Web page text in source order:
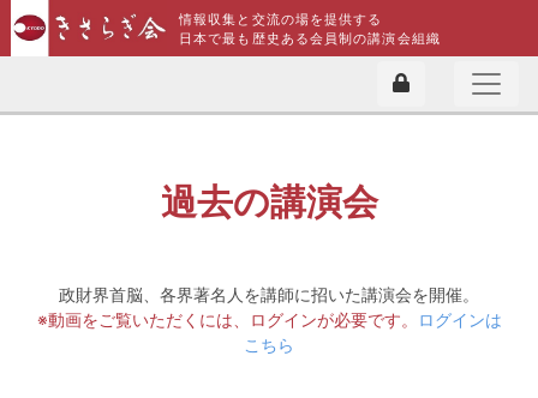
情報収集と交流の場を提供する
日本で最も歴史ある会員制の講演会組織
過去の講演会
政財界首脳、各界著名人を講師に招いた講演会を開催。
※動画をご覧いただくには、ログインが必要です。
ログインは
こちら